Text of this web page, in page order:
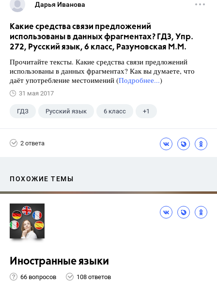
Дарья Иванова
Какие средства связи предложений
использованы в данных фрагментах? ГДЗ, Упр.
272, Русский язык, 6 класс, Разумовская М.М.
Прочитайте тексты. Какие средства связи предложений
использованы в данных фрагментах? Как вы думаете, что
даёт употребление местоимений (Подробнее...)
31 мая 2017
ГДЗ Русский язык 6 класс +1
2 ответа
ПОХОЖИЕ ТЕМЫ
Иностранные языки
66 вопросов 108 ответов